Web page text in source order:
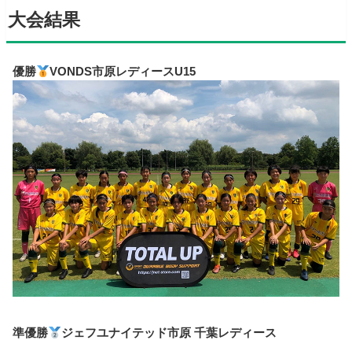
大会結果
優勝 VONDS市原レディースU15
準優勝 ジェフユナイテッド市原 千葉レディース